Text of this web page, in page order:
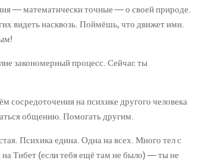
— математически точные — о своей природе.
видеть насквозь. Поймёшь, что движет ими.
закономерный процесс. Сейчас ты
сосредоточения на психике другого человека
общению. Помогать другим.
Психика едина. Одна на всех. Много тел с
Тибет (если тебя ещё там не было) — ты не